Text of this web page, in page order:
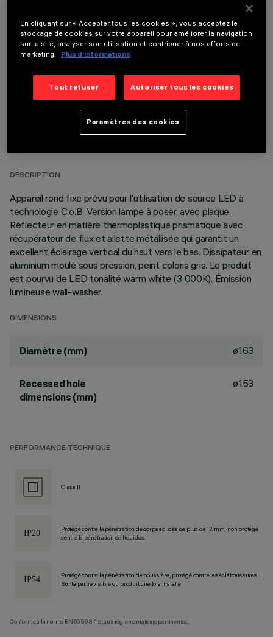
COMPOSANTS OPTIONNELS
DONNÉES TECHNIQUES
DESCRIPTION
Appareil rond fixe prévu pour l'utilisation de source LED à
technologie C.o.B. Version lampe à poser, avec plaque.
Réflecteur en matière thermoplastique prismatique avec
récupérateur de flux et ailette métallisée qui garantit un
excellent éclairage vertical du haut vers le bas. Dissipateur en
aluminium moulé sous pression, peint coloris gris. Le produit
est pourvu de LED tonalité warm white (3 000K). Émission
lumineuse wall-washer.
DIMENSIONS
Diamètre (mm) ø163
Recessed hole
dimensions (mm)
ø153
PERFORMANCE TECHNIQUE
Class II
Protégé contre la pénétration de corps solides de plus de 12 mm, non protégé
contre la pénétration de liquides.
Protégé contre la pénétration de poussière, protégé contre les éclaboussures.
Sur la partie visible du produit une fois installé
Conforme à la norme EN60598-1 et aux réglementations pertinentes.
En cliquant sur « Accepter tous les cookies », vous acceptez le
stockage de cookies sur votre appareil pour améliorer la navigation
sur le site, analyser son utilisation et contribuer à nos efforts de
marketing.
Plus d’informations
Tout refuser Autoriser tous les cookies
Paramètres des cookies